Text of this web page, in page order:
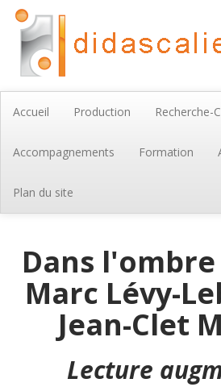
Accueil Production Recherche-
Accompagnements Formation
Plan du site
Dans l'ombre
Marc Lévy-
Jean-Clet
Lecture